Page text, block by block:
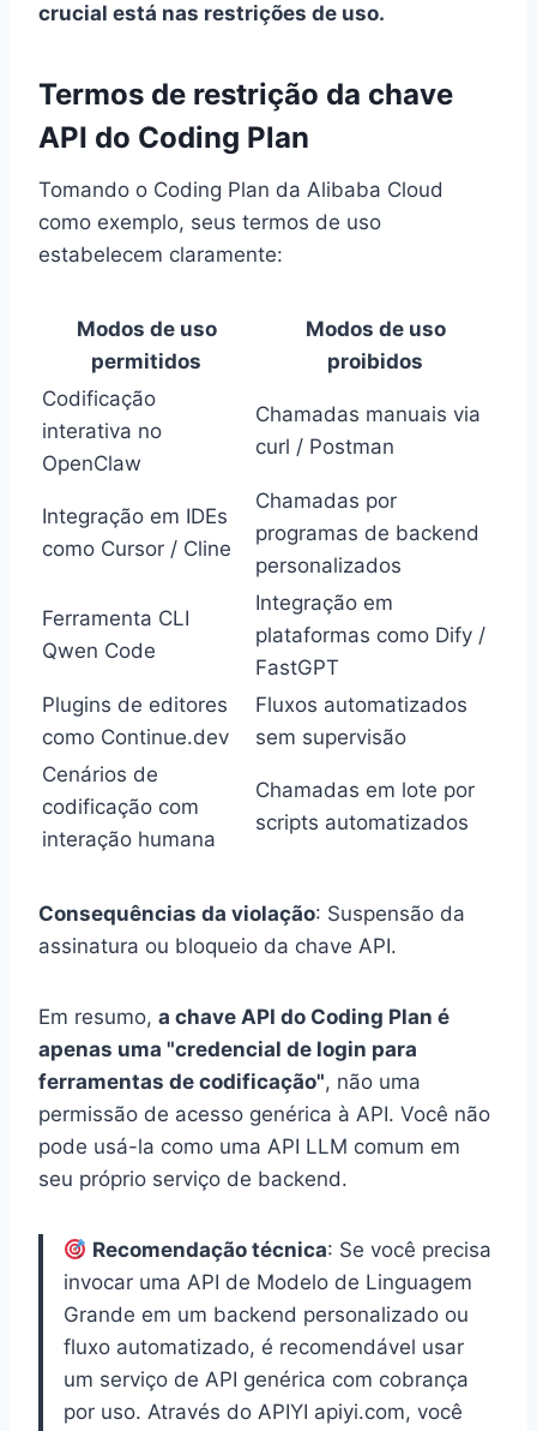
crucial está nas restrições de uso.
Termos de restrição da chave
API do Coding Plan
Tomando o Coding Plan da Alibaba Cloud
como exemplo, seus termos de uso
estabelecem claramente:
Modos de uso
permitidos
Modos de uso
proibidos
Codificação
interativa no
OpenClaw
Chamadas manuais via
curl / Postman
Integração em IDEs
como Cursor / Cline
Chamadas por
programas de backend
personalizados
Ferramenta CLI
Qwen Code
Integração em
plataformas como Dify /
FastGPT
Plugins de editores
como Continue.dev
Fluxos automatizados
sem supervisão
Cenários de
codificação com
interação humana
Chamadas em lote por
scripts automatizados
Consequências da violação: Suspensão da
assinatura ou bloqueio da chave API.
Em resumo, a chave API do Coding Plan é
apenas uma "credencial de login para
ferramentas de codificação", não uma
permissão de acesso genérica à API. Você não
pode usá-la como uma API LLM comum em
seu próprio serviço de backend.
Recomendação técnica: Se você precisa
invocar uma API de Modelo de Linguagem
Grande em um backend personalizado ou
fluxo automatizado, é recomendável usar
um serviço de API genérica com cobrança
por uso. Através do APIYI apiyi.com, você